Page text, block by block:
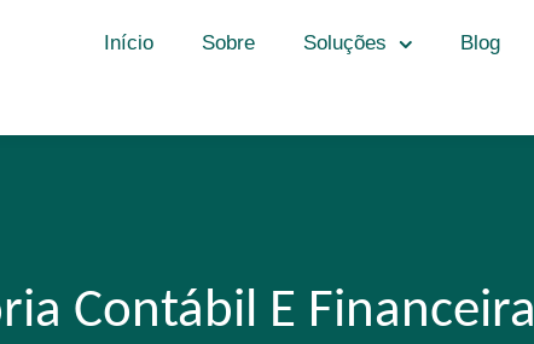
Início Sobre Soluções Blog
Contábil E Financeira